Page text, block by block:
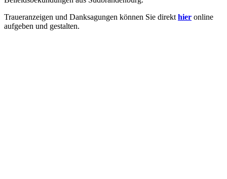
Traueranzeigen und Danksagungen können Sie direkt hier online
aufgeben und gestalten.